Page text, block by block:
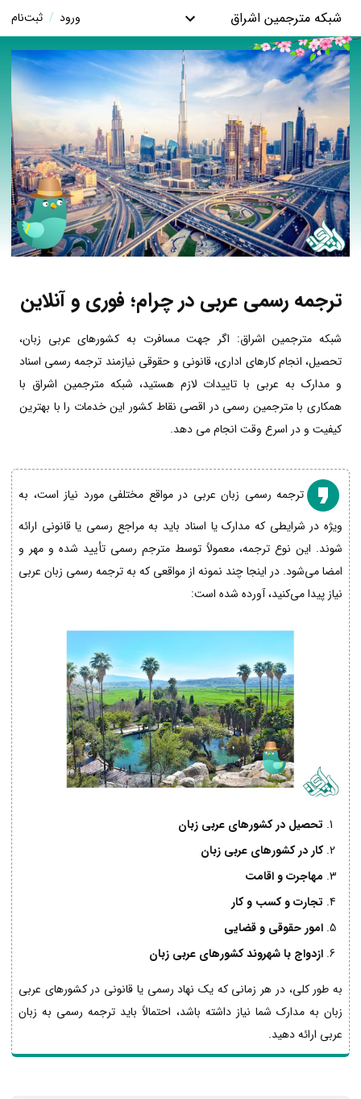
شبکه مترجمین اشراق ورود / ثبت‌نام
ترجمه رسمی عربی در چرام؛ فوری و آنلاین
شبکه مترجمین اشراق: اگر جهت مسافرت به کشورهای عربی زبان،
تحصیل، انجام کارهای اداری، قانونی و حقوقی نیازمند ترجمه رسمی اسناد
و مدارک به عربی با تاییدات لازم هستید، شبکه مترجمین اشراق با
همکاری با مترجمین رسمی در اقصی نقاط کشور این خدمات را با بهترین
کیفیت و در اسرع وقت انجام می دهد.
ترجمه رسمی زبان عربی در مواقع مختلفی مورد نیاز است، به
ویژه در شرایطی که مدارک یا اسناد باید به مراجع رسمی یا قانونی ارائه
شوند. این نوع ترجمه، معمولاً توسط مترجم رسمی تأیید شده و مهر و
امضا می‌شود. در اینجا چند نمونه از مواقعی که به ترجمه رسمی زبان عربی
نیاز پیدا می‌کنید، آورده شده است:
تحصیل در کشورهای عربی زبان
کار در کشورهای عربی زبان
مهاجرت و اقامت
تجارت و کسب و کار
امور حقوقی و قضایی
ازدواج با شهروند کشورهای عربی زبان
به طور کلی، در هر زمانی که یک نهاد رسمی یا قانونی در کشورهای عربی
زبان به مدارک شما نیاز داشته باشد، احتمالاً باید ترجمه رسمی به زبان
عربی ارائه دهید.